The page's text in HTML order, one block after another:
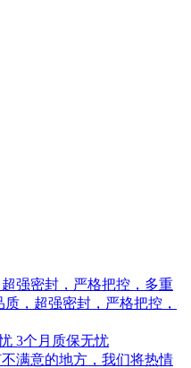
强密封，严格把控，多重
质，超强密封，严格把控，
3个月质保无忧
满意的地方，我们将热情